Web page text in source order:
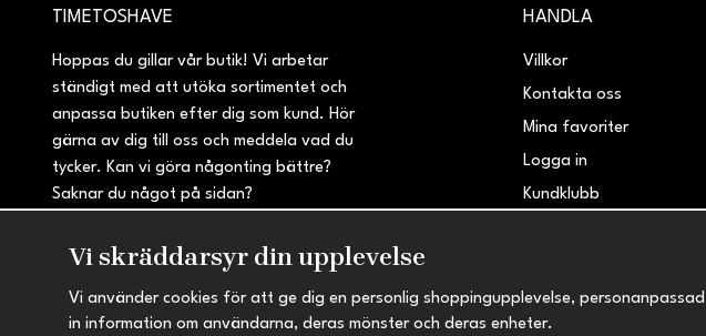
TIMETOSHAVE
Hoppas du gillar vår butik! Vi arbetar
ständigt med att utöka sortimentet och
anpassa butiken efter dig som kund. Hör
gärna av dig till oss och meddela vad du
tycker. Kan vi göra någonting bättre?
Saknar du något på sidan?
HANDLA
Villkor
Kontakta oss
Mina favoriter
Logga in
Kundklubb
Vi skräddarsyr din upplevelse
Vi använder cookies för att ge dig en personlig shoppingupplevelse,
in information om användarna, deras mönster och deras enheter.